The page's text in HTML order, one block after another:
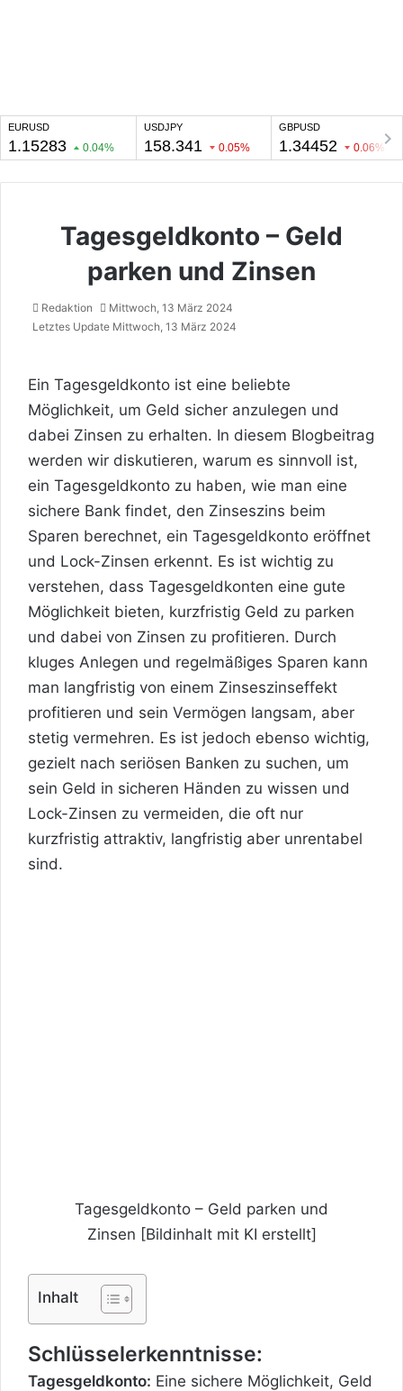
Tagesgeldkonto – Geld
parken und Zinsen
Redaktion
Mittwoch, 13 März 2024
Letztes Update Mittwoch, 13 März 2024
Ein Tagesgeldkonto ist eine beliebte
Möglichkeit, um Geld sicher anzulegen und
dabei Zinsen zu erhalten. In diesem Blogbeitrag
werden wir diskutieren, warum es sinnvoll ist,
ein Tagesgeldkonto zu haben, wie man eine
sichere Bank findet, den Zinseszins beim
Sparen berechnet, ein Tagesgeldkonto eröffnet
und Lock-Zinsen erkennt. Es ist wichtig zu
verstehen, dass Tagesgeldkonten eine gute
Möglichkeit bieten, kurzfristig Geld zu parken
und dabei von Zinsen zu profitieren. Durch
kluges Anlegen und regelmäßiges Sparen kann
man langfristig von einem Zinseszinseffekt
profitieren und sein Vermögen langsam, aber
stetig vermehren. Es ist jedoch ebenso wichtig,
gezielt nach seriösen Banken zu suchen, um
sein Geld in sicheren Händen zu wissen und
Lock-Zinsen zu vermeiden, die oft nur
kurzfristig attraktiv, langfristig aber unrentabel
sind.
Tagesgeldkonto – Geld parken und
Zinsen [Bildinhalt mit KI erstellt]
Inhalt
Schlüsselerkenntnisse:
Tagesgeldkonto: Eine sichere Möglichkeit, Geld